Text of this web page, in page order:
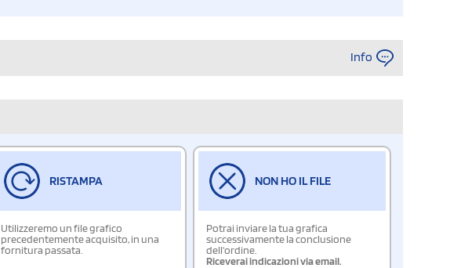
Info
RISTAMPA
Utilizzeremo un file grafico
precedentemente acquisito, in una
fornitura passata.
NON HO IL FILE
Potrai inviare la tua grafica
successivamente la conclusione
dell'ordine.
Riceverai indicazioni via email.